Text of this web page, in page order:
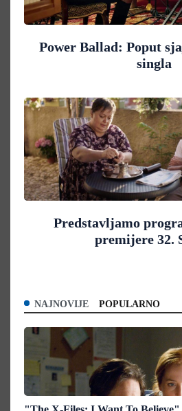
Power Ballad: Poput
singla
Predstavljamo
premijere 32.
NAJNOVIJE POPULARNO